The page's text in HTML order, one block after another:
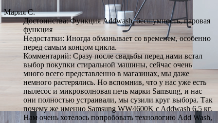
Мария С.
Достоинства: Функция Addwash, бесшумность, паровая
функция
Недостатки: Иногда обманывает со временем, особенно
перед самым концом цикла.
Комментарий: Сразу после свадьбы перед нами встал
выбор покупки стиральной машины, сейчас очень
много всего представленно в магазинах, мы даже
немного растерялись. Но вспомнив, что у нас уже есть
пылесос и микроволновая печь марки Samsung, и нас
они полностью устраивали, мы сузили круг выбора. Так
почему же именно Samsung WW4600K c Addwash 6,5 кг.
Нам очень хотелось попробовать технологию Add Wash,